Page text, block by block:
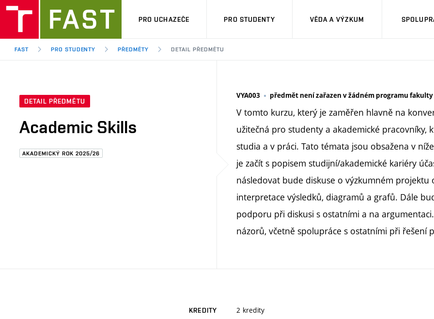
PRO UCHAZEČE PRO STUDENTY VĚDA A VÝZKUM
FAST PRO STUDENTY PŘEDMĚTY DETAIL PŘEDMĚTU
DETAIL PŘEDMĚTU
Academic Skills
AKADEMICKÝ ROK 2025/26
VYA003 předmět není zařazen v žádném programu fakulty
V tomto kurzu, který je zaměřen hlavně na
užitečná pro studenty a akademické
studia a v práci. Tato témata jsou obsažena v
je začít s popisem studijní/akademické kariéry
následovat bude diskuse o výzkumném projektu
interpretace výsledků, diagramů a grafů. Dále
podporu při diskusi s ostatními a na
názorů, včetně spolupráce s ostatními při řešení
KREDITY 2 kredity